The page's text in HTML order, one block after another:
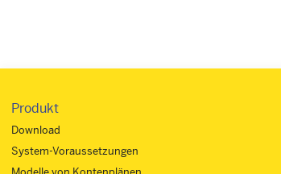
Produkt
Download
System-Voraussetzungen